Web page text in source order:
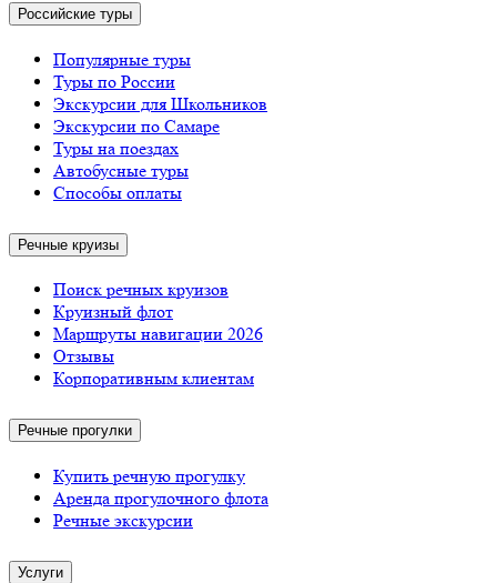
Российские туры
Популярные туры
Туры по России
Экскурсии для Школьников
Экскурсии по Самаре
Туры на поездах
Автобусные туры
Способы оплаты
Речные круизы
Поиск речных круизов
Круизный флот
Маршруты навигации 2026
Отзывы
Корпоративным клиентам
Речные прогулки
Купить речную прогулку
Аренда прогулочного флота
Речные экскурсии
Услуги